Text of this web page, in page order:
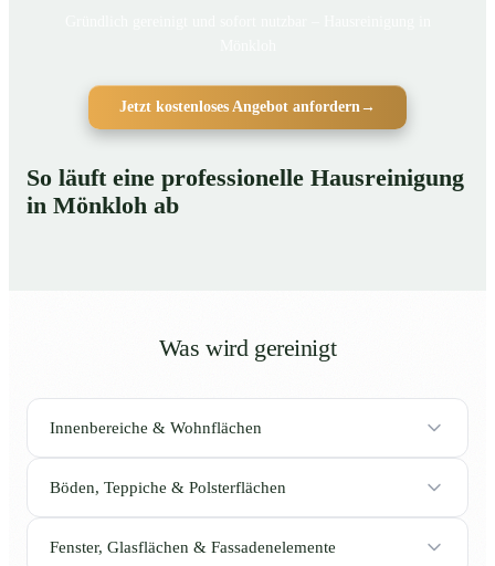
Jetzt kostenloses Angebot anfordern→
So läuft eine professionelle Hausreinigung
in Mönkloh ab
Was wird gereinigt
Innenbereiche & Wohnflächen
Böden, Teppiche & Polsterflächen
Fenster, Glasflächen & Fassadenelemente